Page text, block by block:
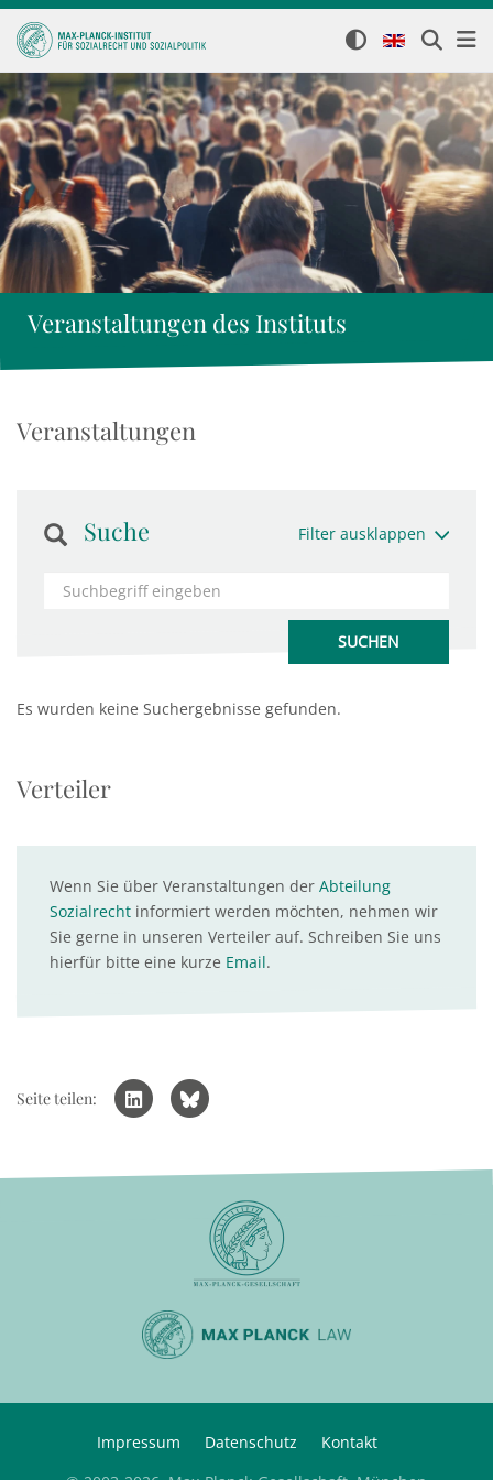
Veranstaltungen des Instituts
Veranstaltungen
Suche Filter ausklappen
Es wurden keine Suchergebnisse gefunden.
Verteiler
Wenn Sie über Veranstaltungen der Abteilung
Sozialrecht informiert werden möchten, nehmen wir
Sie gerne in unseren Verteiler auf. Schreiben Sie uns
hierfür bitte eine kurze Email.
Seite teilen:
Impressum Datenschutz
Kontakt